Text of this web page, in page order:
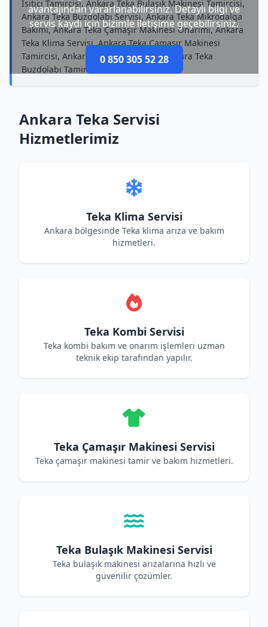
avantajından yararlanabilirsiniz. Detaylı bilgi ve
servis kaydı için bizimle iletişime geçebilirsiniz.
0 850 305 52 28
Isıtıcı Tamircisi, Ankara Teka Bulaşık Makinesi Tamircisi,
Ankara Teka Buzdolabı Servisi, Ankara Teka Mikrodalga
Bakımı, Ankara Teka Çamaşır Makinesi Onarımı, Ankara
Teka Klima Servisi, Ankara Teka Çamaşır Makinesi
Tamircisi, Ankara Teka Fırın Servisi, Ankara Teka
Buzdolabı Tamircisi
Ankara Teka Servisi
Hizmetlerimiz
Teka Klima Servisi
Ankara bölgesinde Teka klima arıza ve bakım
hizmetleri.
Teka Kombi Servisi
Teka kombi bakım ve onarım işlemleri uzman
teknik ekip tarafından yapılır.
Teka Çamaşır Makinesi Servisi
Teka çamaşır makinesi tamir ve bakım hizmetleri.
Teka Bulaşık Makinesi Servisi
Teka bulaşık makinesi arızalarına hızlı ve
güvenilir çözümler.